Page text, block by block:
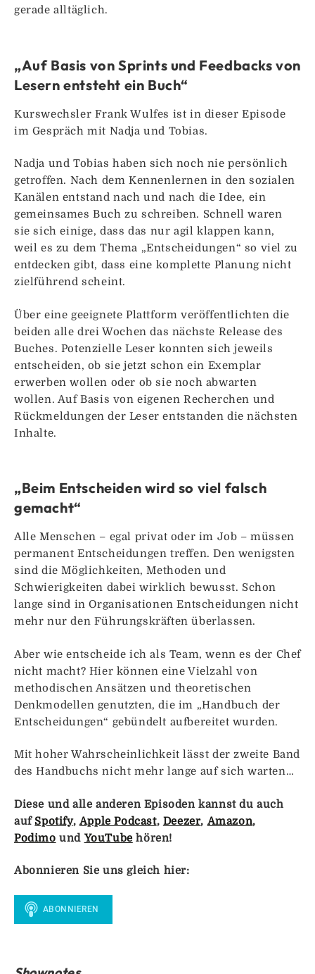
gerade alltäglich.
„Auf Basis von Sprints und Feedbacks von
Lesern entsteht ein Buch“
Kurswechsler Frank Wulfes ist in dieser Episode
im Gespräch mit Nadja und Tobias.
Nadja und Tobias haben sich noch nie persönlich
getroffen. Nach dem Kennenlernen in den sozialen
Kanälen entstand nach und nach die Idee, ein
gemeinsames Buch zu schreiben. Schnell waren
sie sich einige, dass das nur agil klappen kann,
weil es zu dem Thema „Entscheidungen“ so viel zu
entdecken gibt, dass eine komplette Planung nicht
zielführend scheint.
Über eine geeignete Plattform veröffentlichten die
beiden alle drei Wochen das nächste Release des
Buches. Potenzielle Leser konnten sich jeweils
entscheiden, ob sie jetzt schon ein Exemplar
erwerben wollen oder ob sie noch abwarten
wollen. Auf Basis von eigenen Recherchen und
Rückmeldungen der Leser entstanden die nächsten
Inhalte.
„Beim Entscheiden wird so viel falsch
gemacht“
Alle Menschen – egal privat oder im Job – müssen
permanent Entscheidungen treffen. Den wenigsten
sind die Möglichkeiten, Methoden und
Schwierigkeiten dabei wirklich bewusst. Schon
lange sind in Organisationen Entscheidungen nicht
mehr nur den Führungskräften überlassen.
Aber wie entscheide ich als Team, wenn es der Chef
nicht macht? Hier können eine Vielzahl von
methodischen Ansätzen und theoretischen
Denkmodellen genutzten, die im „Handbuch der
Entscheidungen“ gebündelt aufbereitet wurden.
Mit hoher Wahrscheinlichkeit lässt der zweite Band
des Handbuchs nicht mehr lange auf sich warten…
Diese und alle anderen Episoden kannst du auch
auf Spotify, Apple Podcast, Deezer, Amazon,
Podimo und YouTube hören!
Abonnieren Sie uns gleich hier: